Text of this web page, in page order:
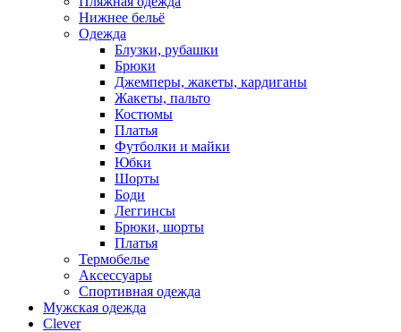
Нижнее бельё
Одежда
Блузки, рубашки
Брюки
Джемперы, жакеты, кардиганы
Жакеты, пальто
Костюмы
Платья
Футболки и майки
Юбки
Шорты
Боди
Леггинсы
Брюки, шорты
Платья
Термобелье
Аксессуары
Спортивная одежда
Мужская одежда
Clever